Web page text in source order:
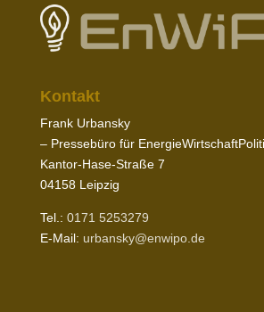
Kontakt
Frank Urbansky
– Pres­sebüro für
Kantor-​Hase-​Straße 7
04158Leipzig
Tel.: 0171 5253279
E‑Mail: urbansky@​enwipo.​de